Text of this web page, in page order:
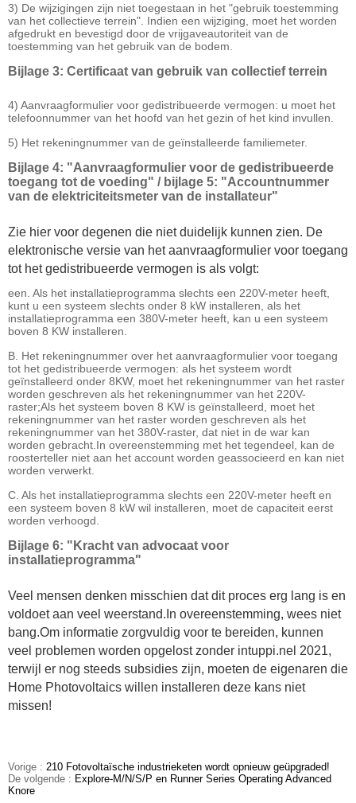
3) De wijzigingen zijn niet toegestaan ​​in het "gebruik toestemming
van het collectieve terrein". Indien een wijziging, moet het worden
afgedrukt en bevestigd door de vrijgaveautoriteit van de
toestemming van het gebruik van de bodem.
Bijlage 3: Certificaat van gebruik van collectief terrein
4) Aanvraagformulier voor gedistribueerde vermogen: u moet het
telefoonnummer van het hoofd van het gezin of het kind invullen.
5) Het rekeningnummer van de geïnstalleerde familiemeter.
Bijlage 4: "Aanvraagformulier voor de gedistribueerde
toegang tot de voeding" / bijlage 5: "Accountnummer
van de elektriciteitsmeter van de installateur"
Zie hier voor degenen die niet duidelijk kunnen zien. De
elektronische versie van het aanvraagformulier voor toegang
tot het gedistribueerde vermogen is als volgt:
een. Als het installatieprogramma slechts een 220V-meter heeft,
kunt u een systeem slechts onder 8 kW installeren, als het
installatieprogramma een 380V-meter heeft, kan u een systeem
boven 8 KW installeren.
B. Het rekeningnummer over het aanvraagformulier voor toegang
tot het gedistribueerde vermogen: als het systeem wordt
geïnstalleerd onder 8KW, moet het rekeningnummer van het raster
worden geschreven als het rekeningnummer van het 220V-
raster;Als het systeem boven 8 KW is geïnstalleerd, moet het
rekeningnummer van het raster worden geschreven als het
rekeningnummer van het 380V-raster, dat niet in de war kan
worden gebracht.In overeenstemming met het tegendeel, kan de
roosterteller niet aan het account worden geassocieerd en kan niet
worden verwerkt.
C. Als het installatieprogramma slechts een 220V-meter heeft en
een systeem boven 8 kW wil installeren, moet de capaciteit eerst
worden verhoogd.
Bijlage 6: "Kracht van advocaat voor
installatieprogramma"
Veel mensen denken misschien dat dit proces erg lang is en
voldoet aan veel weerstand.In overeenstemming, wees niet
bang.Om informatie zorgvuldig voor te bereiden, kunnen
veel problemen worden opgelost zonder intuppi.nel 2021,
terwijl er nog steeds subsidies zijn, moeten de eigenaren die
Home Photovoltaics willen installeren deze kans niet
missen!
Vorige : 210 Fotovoltaïsche industrieketen wordt opnieuw geüpgraded!
De volgende : Explore-M/N/S/P en Runner Series Operating Advanced
Knore